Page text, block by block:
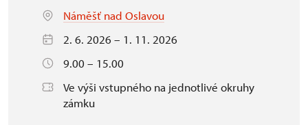
Náměšť nad Oslavou
2. 6. 2026 – 1. 11. 2026
9.00 – 15.00
Ve výši vstupného na jednotlivé okruhy
zámku